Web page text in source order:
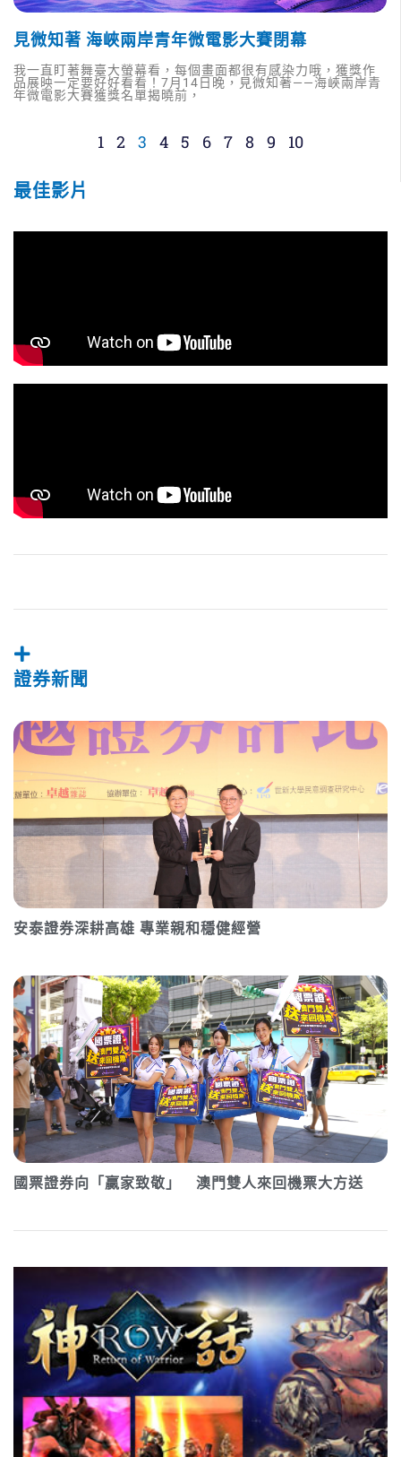
見微知著 海峽兩岸青年微電影大賽閉幕
我一直盯著舞臺大螢幕看，每個畫面都很有感染力哦，獲獎作
品展映一定要好好看看！7月14日晚，見微知著——海峽兩岸青
年微電影大賽獲獎名單揭曉前，
1 2 3 4 5 6 7 8 9 10
最佳影片
證券新聞
安泰證券深耕高雄 專業親和穩健經營
國票證券向「贏家致敬」 澳門雙人來回機票大方送